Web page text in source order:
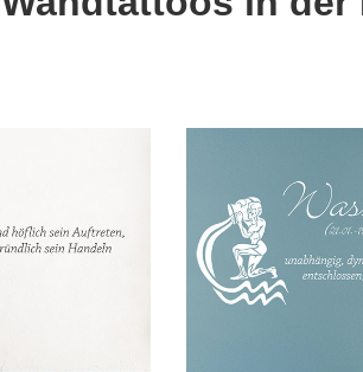
Querformat(12)
Quadrat(0)